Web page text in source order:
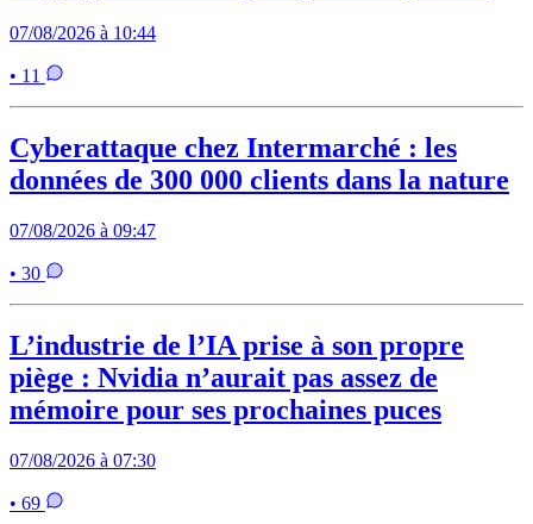
07/08/2026 à 10:44
• 11
Cyberattaque chez Intermarché : les
données de 300 000 clients dans la nature
07/08/2026 à 09:47
• 30
L’industrie de l’IA prise à son propre
piège : Nvidia n’aurait pas assez de
mémoire pour ses prochaines puces
07/08/2026 à 07:30
• 69